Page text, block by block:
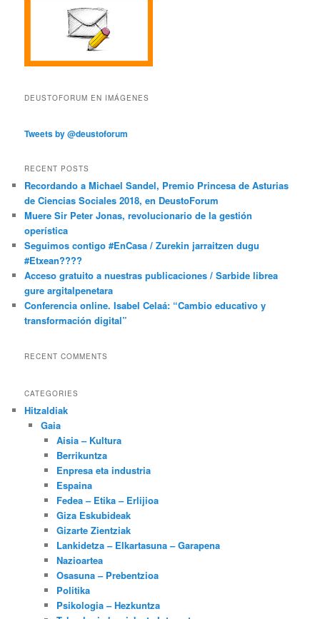
DEUSTOFORUM EN IMÁGENES
Tweets by @deustoforum
RECENT POSTS
Recordando a Michael Sandel, Premio Princesa de Asturias
de Ciencias Sociales 2018, en DeustoForum
Muere Sir Peter Jonas, revolucionario de la gestión
operística
Seguimos contigo #EnCasa / Zurekin jarraitzen dugu
#Etxean????
Acceso gratuito a nuestras publicaciones / Sarbide librea
gure argitalpenetara
Conferencia online. Isabel Celaá: “Cambio educativo y
transformación digital”
RECENT COMMENTS
CATEGORIES
Hitzaldiak
Gaia
Aisia – Kultura
Berrikuntza
Enpresa eta industria
Espaina
Fedea – Etika – Erlijioa
Giza Eskubideak
Gizarte Zientziak
Lankidetza – Elkartasuna – Garapena
Nazioartea
Osasuna – Prebentzioa
Politika
Psikologia – Hezkuntza